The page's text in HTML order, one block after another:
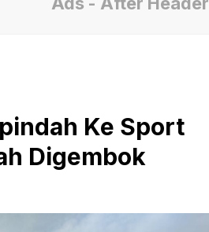
Ke Sport
Digembok